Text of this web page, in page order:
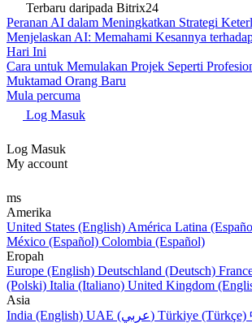
Terbaru daripada Bitrix24
Peranan AI dalam Meningkatkan Strategi
Menjelaskan AI: Memahami Kesannya
Hari Ini
Cara untuk Memulakan Projek Seperti
Muktamad Orang Baru
Mula percuma
Log Masuk
Log Masuk
My account
ms
Amerika
United States (English) América Latina
México (Español) Colombia (Español)
Eropah
Europe (English) Deutschland (Deutsch)
(Polski) Italia (Italiano) United Kingdom
Asia
India (English)
UAE (عربي) Türkiye (Türkçe)